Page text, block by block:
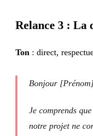
Relance 3 : La
Ton : direct,
Bonjour
Je comprends
notre projet ne